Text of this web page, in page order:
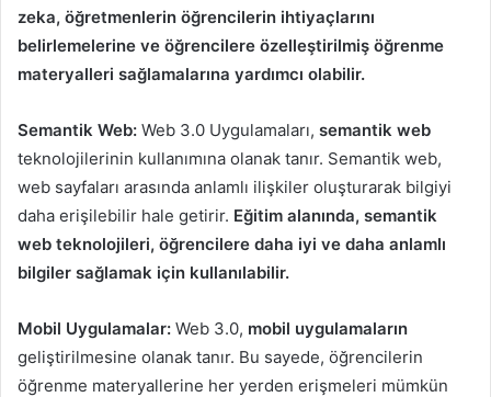
zeka, öğretmenlerin öğrencilerin ihtiyaçlarını
belirlemelerine ve öğrencilere özelleştirilmiş öğrenme
materyalleri sağlamalarına yardımcı olabilir.
Semantik Web: Web 3.0 Uygulamaları, semantik web
teknolojilerinin kullanımına olanak tanır. Semantik web,
web sayfaları arasında anlamlı ilişkiler oluşturarak bilgiyi
daha erişilebilir hale getirir. Eğitim alanında, semantik
web teknolojileri, öğrencilere daha iyi ve daha anlamlı
bilgiler sağlamak için kullanılabilir.
Mobil Uygulamalar: Web 3.0, mobil uygulamaların
geliştirilmesine olanak tanır. Bu sayede, öğrencilerin
öğrenme materyallerine her yerden erişmeleri mümkün